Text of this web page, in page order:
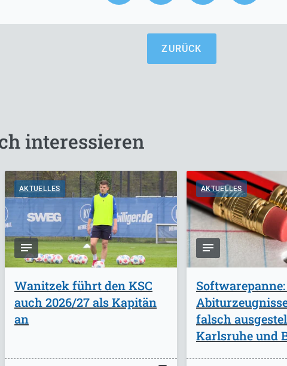
ZURÜCK
interessieren
AKTUELLES
Wanitzek führt den KSC
auch 2026/27 als Kapitän
an
AKTUELLES
Softwarepanne:
falsch
Karlsruhe und